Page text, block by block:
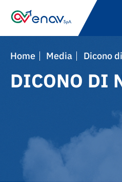
Home Media Dicono
DICONO DI